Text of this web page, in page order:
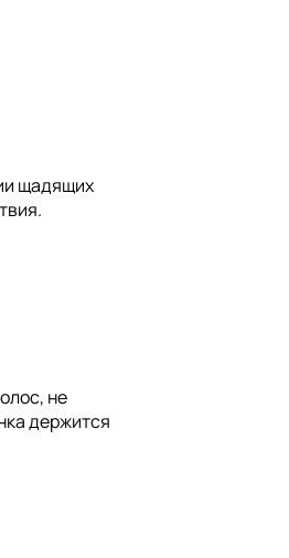
щадящих
не
держится